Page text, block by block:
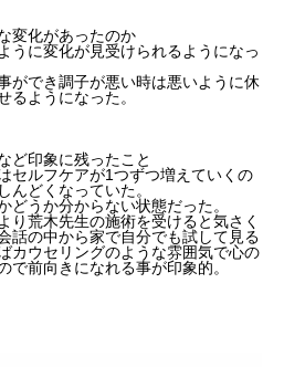
変化があったのか
うに変化が見受けられるようになっ
ができ調子が悪い時は悪いように休
るようになった。
ど印象に残ったこと
セルフケアが1つずつ増えていくの
んどくなっていた。
どうか分からない状態だった。
り荒木先生の施術を受けると気さく
話の中から家で自分でも試して見る
カウセリングのような雰囲気で心の
で前向きになれる事が印象的。